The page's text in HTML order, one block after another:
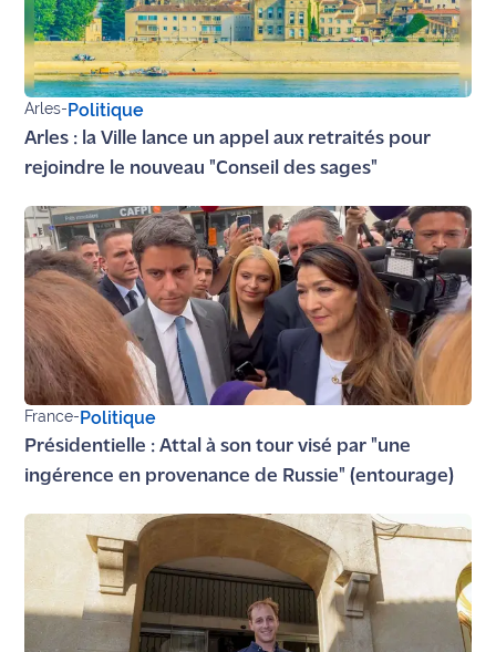
Ecouter
et voir
Maritima
Qui
sommes
Devenir
annonceur
Recrutement
Mention
légales
Conditions
générales
d'utilisation du
site maritima.fr
Archives
Arles-Politique
Arles : la Ville lance un appel aux retraités pour
rejoindre le nouveau "Conseil des sages"
France-Politique
Présidentielle : Attal à son tour visé par "une
ingérence en provenance de Russie" (entourage)